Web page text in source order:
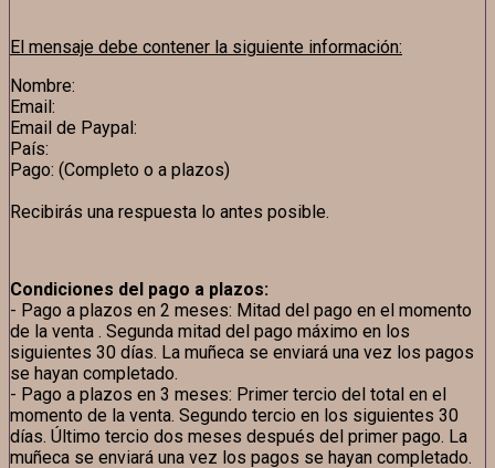
El mensaje debe contener la siguiente información:
Nombre:
Email:
Email de Paypal:
País:
Pago: (Completo o a plazos)
Recibirás una respuesta lo antes posible.
Condiciones del pago a plazos:
- Pago a plazos en 2 meses: Mitad del pago en el momento
de la venta . Segunda mitad del pago máximo en los
siguientes 30 días. La muñeca se enviará una vez los pagos
se hayan completado.
- Pago a plazos en 3 meses: Primer tercio del total en el
momento de la venta. Segundo tercio en los siguientes 30
días. Último tercio dos meses después del primer pago. La
muñeca se enviará una vez los pagos se hayan completado.